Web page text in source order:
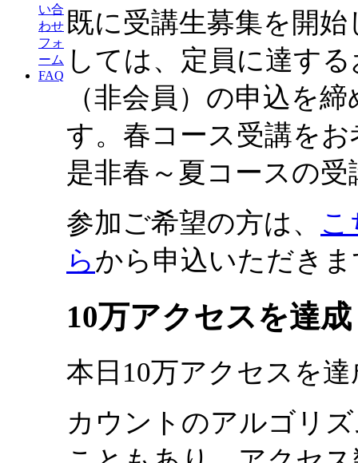
い合
わせ
フォ
ーム
FAQ
既に受講生募集を開
しては、定員に達す
（非会員）の申込を
す。春コース受講を
是非春～夏コースの
参加ご希望の方は、
こ
らから申込いただき
10万アクセスを達
本日10万アクセスを
カウントのアルゴリ